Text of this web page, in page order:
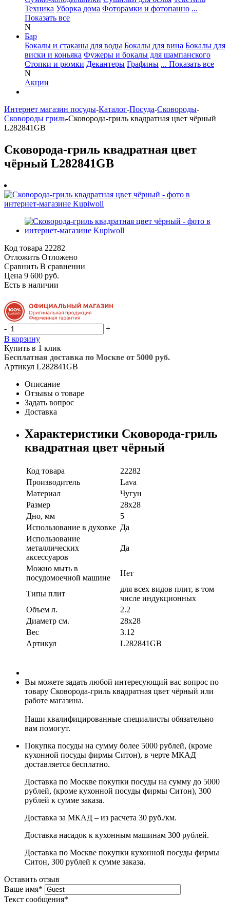
Техника Уборка дома Фоторамки и фотопанно ...
Показать все
N
Бар
Бокалы и стаканы для воды Бокалы для вина Бокалы для
виски и коньяка Фужеры и бокалы для шампанского
Стопки и рюмки Декантеры Графины ... Показать все
N
Акции
Интернет магазин посуды-Каталог-Посуда-Сковороды-
Сковороды гриль-Сковорода-гриль квадратная цвет чёрный
L282841GB
Сковорода-гриль квадратная цвет
чёрный L282841GB
Код товара 22282
Отложить Отложено
Сравнить В сравнении
Цена 9 600 руб.
Есть в наличии
-
+
В корзину
Купить в 1 клик
Бесплатная доставка по Москве от 5000 руб.
Артикул L282841GB
Описание
Отзывы о товаре
Задать вопрос
Доставка
Характеристики Сковорода-гриль
квадратная цвет чёрный
Код товара
22282
Производитель
Lava
Материал
Чугун
Размер
28x28
Дно, мм
5
Использование в духовке Да
Использование
металлических
аксессуаров
Да
Можно мыть в
посудомоечной машине
Нет
Типы плит
для всех видов плит, в том
числе индукционных
Объем л.
2.2
Диаметр см.
28x28
Вес
3.12
Артикул
L282841GB
Вы можете задать любой интересующий вас вопрос по
товару Сковорода-гриль квадратная цвет чёрный или
работе магазина.
Наши квалифицированные специалисты обязательно
вам помогут.
Покупка посуды на сумму более 5000 рублей, (кроме
кухонной посуды фирмы Ситон), в черте МКАД
доставляется бесплатно.
Доставка по Москве покупки посуды на сумму до 5000
рублей, (кроме кухонной посуды фирмы Ситон), 300
рублей к сумме заказа.
Доставка за МКАД – из расчета 30 руб./км.
Доставка насадок к кухонным машинам 300 рублей.
Доставка по Москве покупки кухонной посуды фирмы
Ситон, 300 рублей к сумме заказа.
Оставить отзыв
Ваше имя*
Текст сообщения*